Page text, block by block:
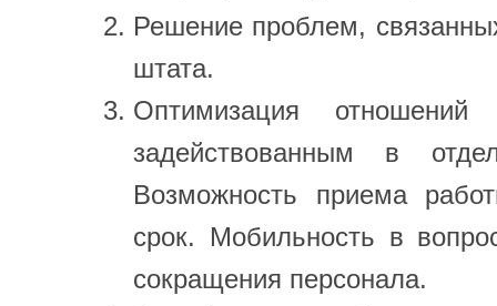
Решение проблем,
штата.
Оптимизация
задействованным в
Возможность приема
срок. Мобильность в
сокращения персонала.